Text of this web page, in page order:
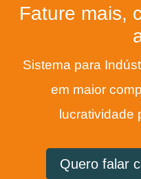
Fature mais,
Sistema para
em maior
lucratividade
Quero falar